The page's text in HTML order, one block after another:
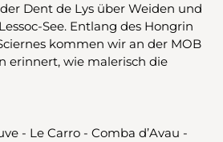
Dent de Lys über Weiden und
See. Entlang des Hongrin
kommen wir an der MOB
erinnert, wie malerisch die
- Le Carro - Comba d’Avau -